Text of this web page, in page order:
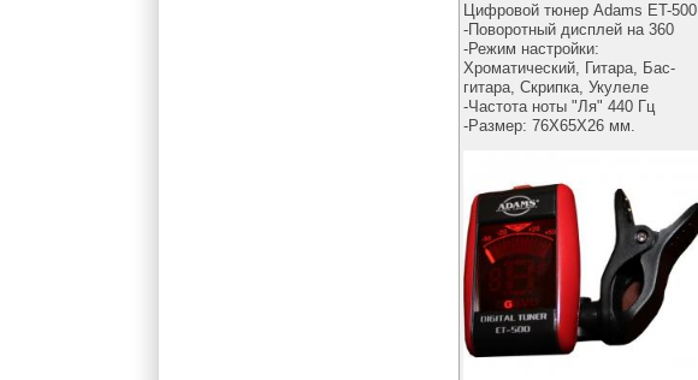
Цифровой тюнер Adams ET-500
-Поворотный дисплей на 360
-Режим настройки:
Хроматический, Гитара, Бас-
гитара, Скрипка, Укулеле
-Частота ноты "Ля" 440 Гц
-Размер: 76Х65Х26 мм.